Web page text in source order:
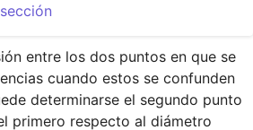
entre los dos puntos en que se
cuando estos se confunden
determinarse el segundo punto
primero respecto al diámetro